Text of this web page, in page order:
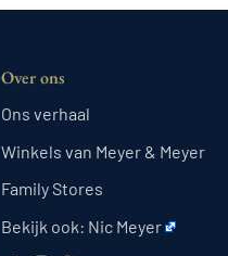
Over ons
Ons verhaal
Winkels van Meyer & Meyer
Family Stores
Bekijk ook: Nic Meyer